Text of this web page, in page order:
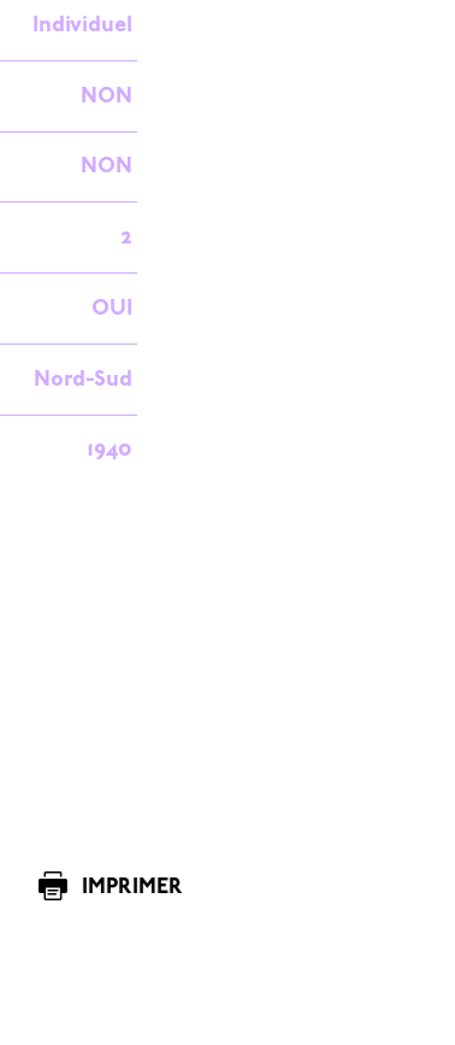
Individuel
NON
NON
2
OUI
Nord-Sud
1940
IMPRIMER